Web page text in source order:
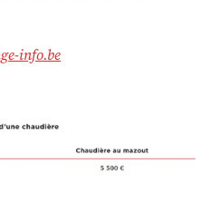
info.be